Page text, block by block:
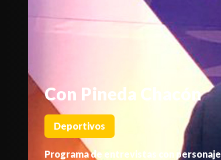
Con Pineda Chacón
Deportivos
Programa de entrevistas con